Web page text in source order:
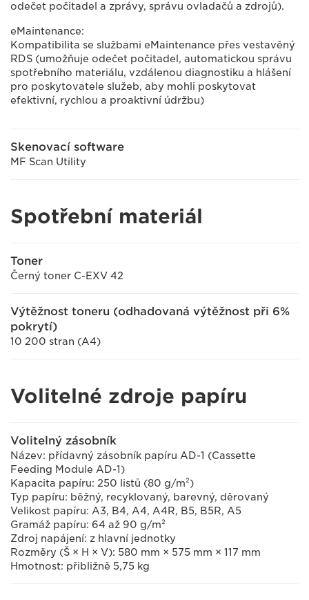
odečet počitadel a zprávy, správu ovladačů a zdrojů).
eMaintenance:
Kompatibilita se službami eMaintenance přes vestavěný
RDS (umožňuje odečet počitadel, automatickou správu
spotřebního materiálu, vzdálenou diagnostiku a hlášení
pro poskytovatele služeb, aby mohli poskytovat
efektivní, rychlou a proaktivní údržbu)
Skenovací software
MF Scan Utility
Spotřební materiál
Toner
Černý toner C-EXV 42
Výtěžnost toneru (odhadovaná výtěžnost při 6%
pokrytí)
10 200 stran (A4)
Volitelné zdroje papíru
Volitelný zásobník
Název: přídavný zásobník papíru AD-1 (Cassette
Feeding Module AD-1)
Kapacita papíru: 250 listů (80 g/m²)
Typ papíru: běžný, recyklovaný, barevný, děrovaný
Velikost papíru: A3, B4, A4, A4R, B5, B5R, A5
Gramáž papíru: 64 až 90 g/m²
Zdroj napájení: z hlavní jednotky
Rozměry (Š × H × V): 580 mm × 575 mm × 117 mm
Hmotnost: přibližně 5,75 kg